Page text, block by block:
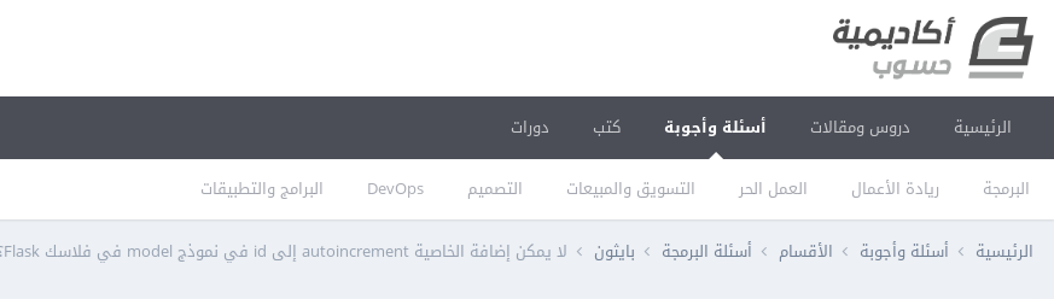
الرئيسية دروس ومقالات أسئلة وأجوبة
البرمجة ريادة الأعمال العمل الحر التسويق والمبيعات التصميم DevOps البرامج والتطبيقات
كتب دورات
الرئيسية أسئلة وأجوبة الأقسام أسئلة البرمجة بايثون لا يمكن إضافة الخاصية autoincrement إلى id في نموذج model في فلاسك Flask؟